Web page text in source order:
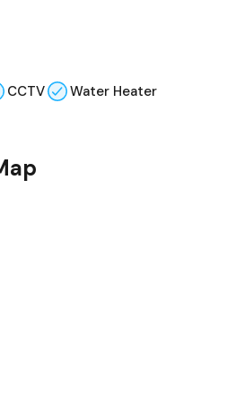
CCTV Water Heater